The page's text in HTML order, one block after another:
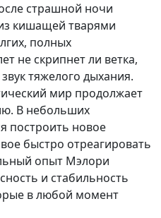
страшной ночи
кишащей тварями
полных
не скрипнет ли ветка,
тяжелого дыхания.
мир продолжает
В небольших
построить новое
быстро отреагировать
опыт Мэлори
и стабильность
в любой момент